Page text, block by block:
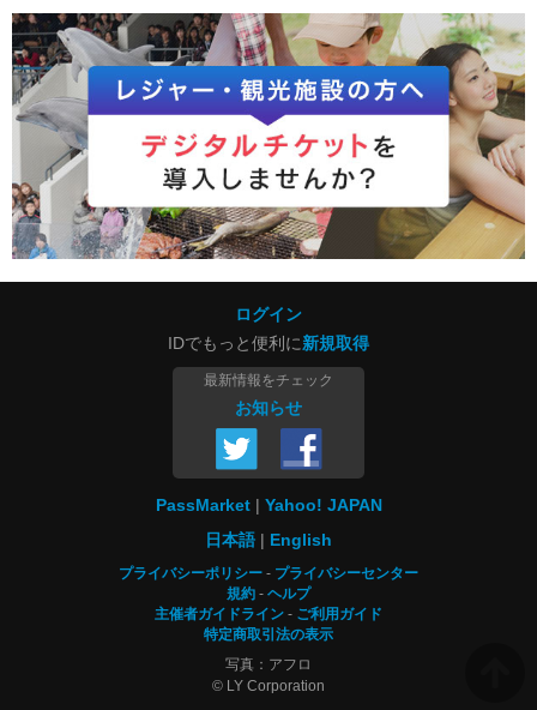
ログイン
IDでもっと便利に新規取得
最新情報をチェック
お知らせ
PassMarket
Yahoo! JAPAN
日本語
English
プライバシーポリシー
プライバシーセンター
規約
ヘルプ
主催者ガイドライン
ご利用ガイド
特定商取引法の表示
写真：アフロ
© LY Corporation